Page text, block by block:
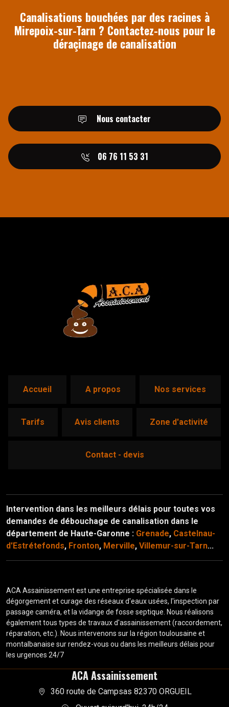
Canalisations bouchées par des racines à
Mirepoix-sur-Tarn ? Contactez-nous pour le
déraçinage de canalisation
Nous contacter
06 76 11 53 31
accueil a propos nos services
tarifs avis clients zone d'activité
contact - devis
Intervention dans les meilleurs délais pour toutes vos
demandes de débouchage de canalisation dans le
département de Haute-Garonne : Grenade, Castelnau-
d'Estrétefonds, Fronton, Merville, Villemur-sur-Tarn...
ACA Assainissement est une entreprise spécialisée dans le
dégorgement et curage des réseaux d'eaux usées, l'inspection par
passage caméra, et la vidange de fosse septique. Nous réalisons
également tous types de travaux d'assainissement (raccordement,
réparation, etc.). Nous intervenons sur la région toulousaine et
montalbanaise sur rendez-vous ou dans les meilleurs délais pour
les urgences 24/7
ACA Assainissement
360 route de Campsas 82370 ORGUEIL